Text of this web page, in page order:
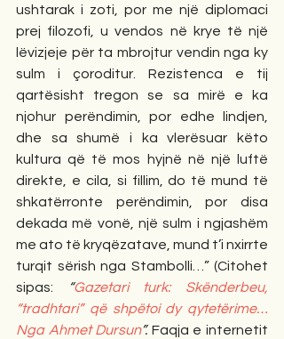
ushtarak i zoti, por me një diplomaci
prej filozofi, u vendos në krye të një
lëvizjeje për ta mbrojtur vendin nga ky
sulm i çoroditur. Rezistenca e tij
qartësisht tregon se sa mirë e ka
njohur perëndimin, por edhe lindjen,
dhe sa shumë i ka vlerësuar këto
kultura që të mos hyjnë në një luftë
direkte, e cila, si fillim, do të mund të
shkatërronte perëndimin, por disa
dekada më vonë, një sulm i ngjashëm
me ato të kryqëzatave, mund t’i nxirrte
turqit sërish nga Stambolli…” (Citohet
sipas:
“Gazetari turk: Skënderbeu,
“tradhtari” që shpëtoi dy qytetërime…
Nga Ahmet Dursun”.